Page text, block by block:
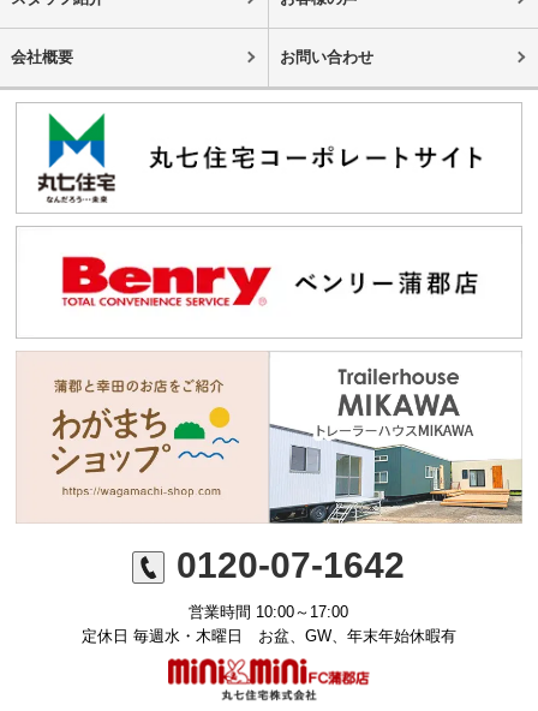
会社概要 お問い合わせ
0120-07-1642
営業時間 10:00～17:00
定休日 毎週水・木曜日 お盆、GW、年末年始休暇有